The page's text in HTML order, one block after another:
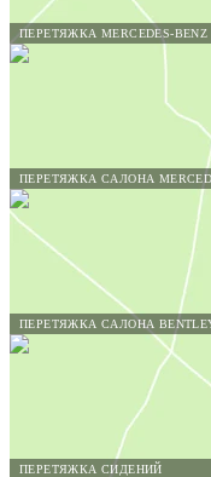
ПЕРЕТЯЖКА MERCEDES-BENZ
ПЕРЕТЯЖКА САЛОНА
ПЕРЕТЯЖКА СИДЕНИЙ